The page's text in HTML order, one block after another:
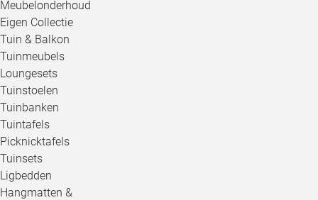
Meubelonderhoud
Eigen Collectie
Tuin & Balkon
Tuinmeubels
Loungesets
Tuinstoelen
Tuinbanken
Tuintafels
Picknicktafels
Tuinsets
Ligbedden
Hangmatten &